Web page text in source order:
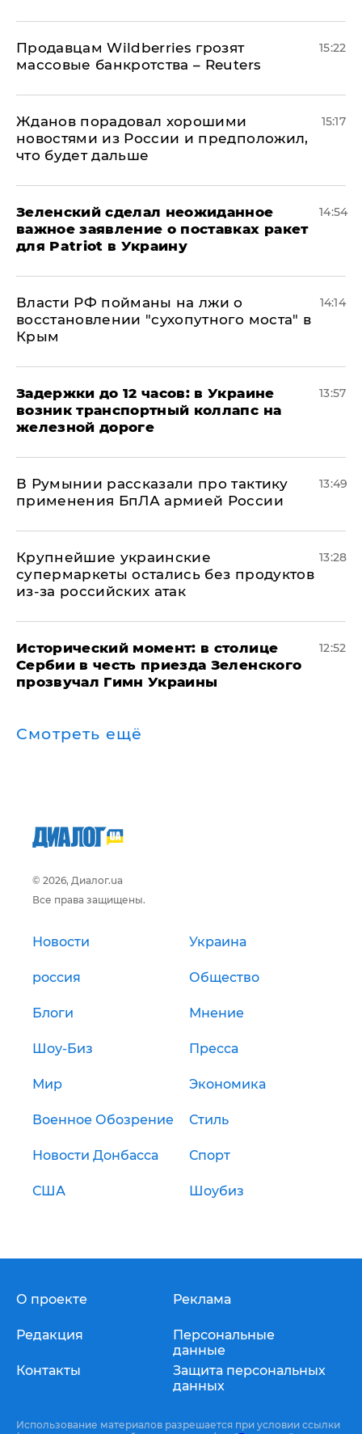
Продавцам Wildberries грозят
массовые банкротства – Reuters
15:22
Жданов порадовал хорошими
новостями из России и предположил,
что будет дальше
15:17
Зеленский сделал неожиданное
важное заявление о поставках ракет
для Patriot в Украину
14:54
Власти РФ пойманы на лжи о
восстановлении "сухопутного моста" в
Крым
14:14
Задержки до 12 часов: в Украине
возник транспортный коллапс на
железной дороге
13:57
В Румынии рассказали про тактику
применения БпЛА армией России
13:49
Крупнейшие украинские
супермаркеты остались без продуктов
из-за российских атак
13:28
Исторический момент: в столице
Сербии в честь приезда Зеленского
прозвучал Гимн Украины
12:52
Смотреть ещё
© 2026, Диалог.ua
Все права защищены.
Новости Украина
россия Общество
Блоги Мнение
Шоу-Биз Пресса
Мир Экономика
Военное Обозрение Стиль
Новости Донбасса Спорт
США Шоубиз
О проекте
Редакция
Контакты
Реклама
Персональные
данные
Защита персональных
данных
Использование материалов разрешается при условии ссылки